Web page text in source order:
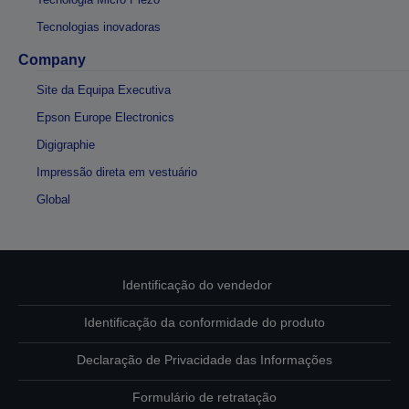
Tecnologias inovadoras
Company
Site da Equipa Executiva
Epson Europe Electronics
Digigraphie
Impressão direta em vestuário
Global
Identificação do vendedor
Identificação da conformidade do produto
Declaração de Privacidade das Informações
Formulário de retratação